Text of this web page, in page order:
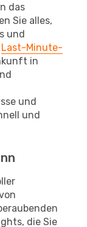
das
Sie alles,
und
Last-Minute-
in
und
und
die Sie